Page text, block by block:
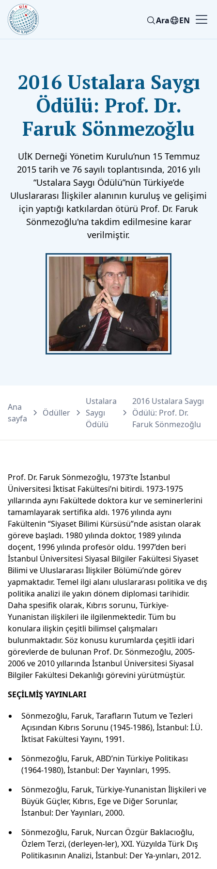
Ara EN
2016 Ustalara Saygı
Ödülü: Prof. Dr.
Faruk Sönmezoğlu
UİK Derneği Yönetim Kurulu’nun 15 Temmuz
2015 tarih ve 76 sayılı toplantısında, 2016 yılı
“Ustalara Saygı Ödülü”nün Türkiye’de
Uluslararası İlişkiler alanının kuruluş ve gelişimi
için yaptığı katkılardan ötürü Prof. Dr. Faruk
Sönmezoğlu'na takdim edilmesine karar
verilmiştir.
Ana
sayfa
Ödüller
Ustalara
Saygı
Ödülü
2016 Ustalara Saygı
Ödülü: Prof. Dr.
Faruk Sönmezoğlu
Prof. Dr. Faruk Sönmezoğlu, 1973’te İstanbul
Üniversitesi İktisat Fakültesi’ni bitirdi. 1973-1975
yıllarında aynı Fakültede doktora kur ve seminerlerini
tamamlayarak sertifika aldı. 1976 yılında aynı
Fakültenin “Siyaset Bilimi Kürsüsü”nde asistan olarak
göreve başladı. 1980 yılında doktor, 1989 yılında
doçent, 1996 yılında profesör oldu. 1997’den beri
İstanbul Üniversitesi Siyasal Bilgiler Fakültesi Siyaset
Bilimi ve Uluslararası İlişkiler Bölümü’nde görev
yapmaktadır. Temel ilgi alanı uluslararası politika ve dış
politika analizi ile yakın dönem diplomasi tarihidir.
Daha spesifik olarak, Kıbrıs sorunu, Türkiye-
Yunanistan ilişkileri ile ilgilenmektedir. Tüm bu
konulara ilişkin çeşitli bilimsel çalışmaları
bulunmaktadır. Söz konusu kurumlarda çeşitli idari
görevlerde de bulunan Prof. Dr. Sönmezoğlu, 2005-
2006 ve 2010 yıllarında İstanbul Üniversitesi Siyasal
Bilgiler Fakültesi Dekanlığı görevini yürütmüştür.
SEÇİLMİŞ YAYINLARI
Sönmezoğlu, Faruk, Tarafların Tutum ve Tezleri
Açısından Kıbrıs Sorunu (1945-1986), İstanbul: İ.Ü.
İktisat Fakültesi Yayını, 1991.
Sönmezoğlu, Faruk, ABD’nin Türkiye Politikası
(1964-1980), İstanbul: Der Yayınları, 1995.
Sönmezoğlu, Faruk, Türkiye-Yunanistan İlişkileri ve
Büyük Güçler, Kıbrıs, Ege ve Diğer Sorunlar,
İstanbul: Der Yayınları, 2000.
Sönmezoğlu, Faruk, Nurcan Özgür Baklacıoğlu,
Özlem Terzi, (derleyen-ler), XXI. Yüzyılda Türk Dış
Politikasının Analizi, İstanbul: Der Ya-yınları, 2012.